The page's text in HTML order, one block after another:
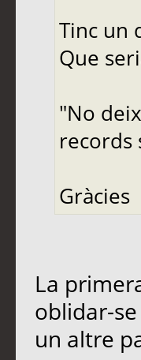
Tinc un
Que
"No
records
Gràcies
La
oblidar-
un altre